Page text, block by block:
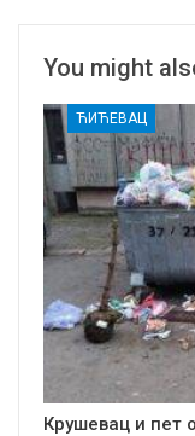
You might
ЋИЋЕВАЦ
Крушевац и пет